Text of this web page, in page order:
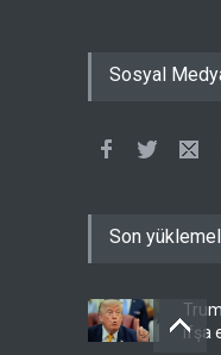
Sosyal
Son
ifşa